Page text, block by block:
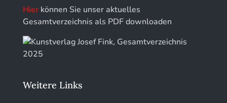
Hierkönnen Sie unser aktuelles
Gesamtverzeichnis als PDF downloaden
Weitere Links